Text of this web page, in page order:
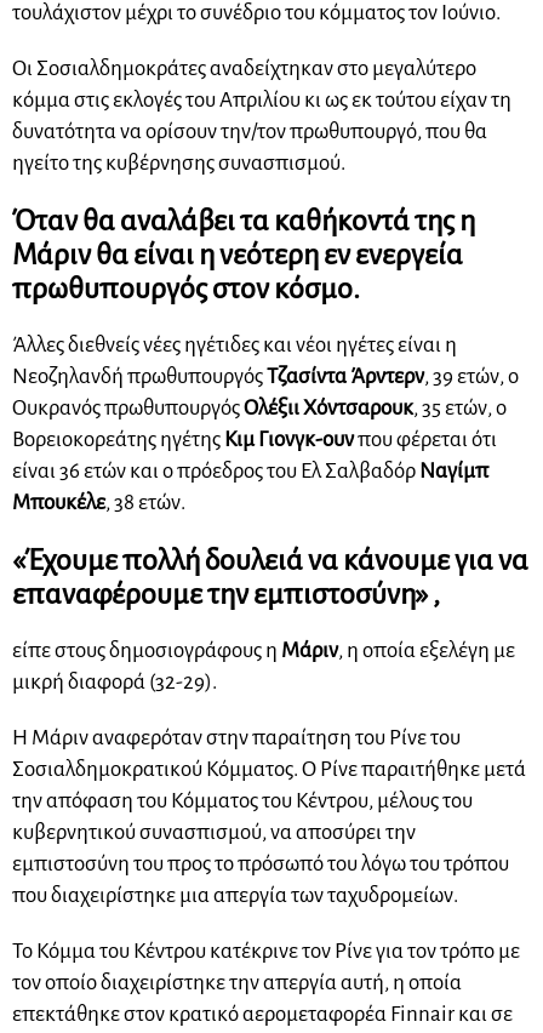
τουλάχιστον μέχρι το συνέδριο του κόμματος τον Ιούνιο.
Οι Σοσιαλδημοκράτες αναδείχτηκαν στο μεγαλύτερο
κόμμα στις εκλογές του Απριλίου κι ως εκ τούτου είχαν τη
δυνατότητα να ορίσουν την/τον πρωθυπουργό, που θα
ηγείτο της κυβέρνησης συνασπισμού.
Όταν θα αναλάβει τα καθήκοντά της η
Μάρινθα είναι η νεότερη εν ενεργεία
πρωθυπουργός στον κόσμο.
Άλλες διεθνείς νέες ηγέτιδες και νέοι ηγέτες είναι η
Νεοζηλανδή πρωθυπουργόςΤζασίντα Άρντερν, 39 ετών, ο
Ουκρανός πρωθυπουργόςΟλέξιι Χόντσαρουκ, 35 ετών, ο
Βορειοκορεάτης ηγέτης Κιμ Γιονγκ-ουνπου φέρεται ότι
είναι 36 ετών και ο πρόεδρος του Ελ Σαλβαδόρ Ναγίμπ
Μπουκέλε, 38 ετών.
«Έχουμε πολλή δουλειά να κάνουμε για να
επαναφέρουμε την εμπιστοσύνη» ,
είπε στους δημοσιογράφους η Μάριν, η οποία εξελέγη με
μικρή διαφορά (32-29).
Η Μάριν αναφερόταν στην παραίτηση του Ρίνε του
Σοσιαλδημοκρατικού Κόμματος. Ο Ρίνε παραιτήθηκε μετά
την απόφαση του Κόμματος του Κέντρου, μέλους του
κυβερνητικού συνασπισμού, να αποσύρει την
εμπιστοσύνη του προς το πρόσωπό του λόγω του τρόπου
που διαχειρίστηκε μια απεργία των ταχυδρομείων.
Το Κόμμα του Κέντρου κατέκρινε τον Ρίνε για τον τρόπο με
τον οποίο διαχειρίστηκε την απεργία αυτή, η οποία
επεκτάθηκε στον κρατικό αερομεταφορέα Finnair και σε